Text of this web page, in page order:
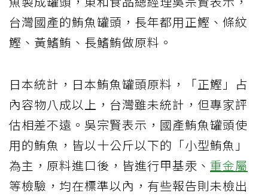
台灣國產的鮪魚罐頭，長年都用正鰹、條紋
鰹、黃鰭鮪、長鰭鮪做原料。
日本統計，日本鮪魚罐頭原料，「正鰹」占
內容物八成以上，台灣雖未統計，但專家評
估相差不遠。吳宗賢表示，國產鮪魚罐頭使
用的鮪魚，皆以十公斤以下的「小型鮪魚」
為主，原料進口後，皆進行甲基汞、 重金屬
等檢驗，均在標準以內，有些報告則未檢出